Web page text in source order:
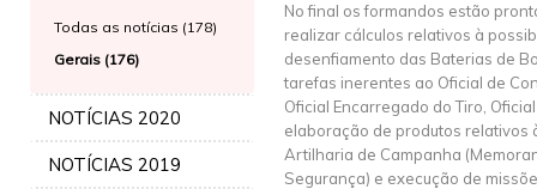
Todas as notícias (178)
Gerais (176)
NOTÍCIAS 2020
NOTÍCIAS 2019
No final os formandos estão
realizar cálculos relativos à
desenfiamento das Baterias de
tarefas inerentes ao Oficial de
Oficial Encarregado do Tiro,
elaboração de produtos relativos
Artilharia de Campanha
Segurança) e execução de